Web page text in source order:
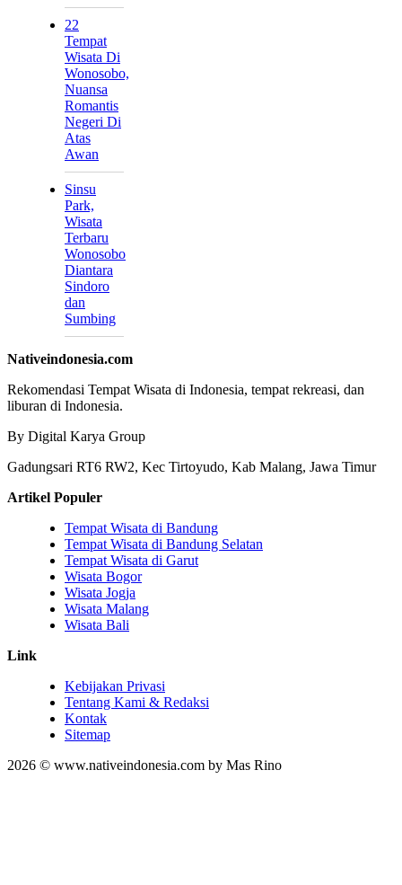
22
Tempat
Wisata Di
Wonosobo,
Nuansa
Romantis
Negeri Di
Atas
Awan
Sinsu
Park,
Wisata
Terbaru
Wonosobo
Diantara
Sindoro
dan
Sumbing
Nativeindonesia.com
Rekomendasi Tempat Wisata di Indonesia, tempat rekreasi, dan
liburan di Indonesia.
By Digital Karya Group
Gadungsari RT6 RW2, Kec Tirtoyudo, Kab Malang, Jawa Timur
Artikel Populer
Tempat Wisata di Bandung
Tempat Wisata di Bandung Selatan
Tempat Wisata di Garut
Wisata Bogor
Wisata Jogja
Wisata Malang
Wisata Bali
Link
Kebijakan Privasi
Tentang Kami & Redaksi
Kontak
Sitemap
2026 © www.nativeindonesia.com by Mas Rino